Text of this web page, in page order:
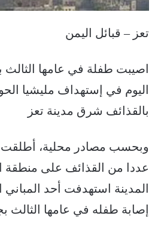
تعز – قبائل اليمن
اصيبت طفلة في عامها
اليوم في إستهداف مليشيا
بالقذائف شرق مدينة تعز
وبحسب مصادر محلية،
عددا من القذائف على منطقة
المدينة استهدفت أحد المباني
إصابة طفله في عامها الثالث